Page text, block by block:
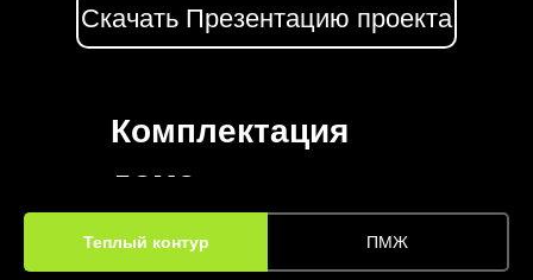
Скачать Презентацию проекта
Комплектация
дома
Теплый контур ПМЖ